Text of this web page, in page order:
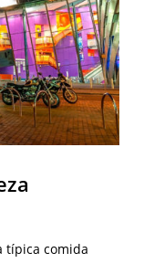
típica comida